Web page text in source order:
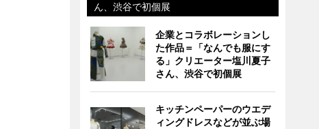
ん、渋谷で初個展
企業とコラボレーションし
た作品＝「なんでも服にす
る」クリエーター塩川夏子
さん、渋谷で初個展
キッチンペーパーのウエデ
ィングドレスなどが並ぶ場